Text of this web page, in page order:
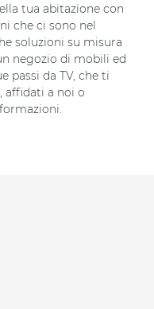
tua abitazione con
che ci sono nel
soluzioni su misura
negozio di mobili ed
passi da TV, che ti
, affidati a noi o